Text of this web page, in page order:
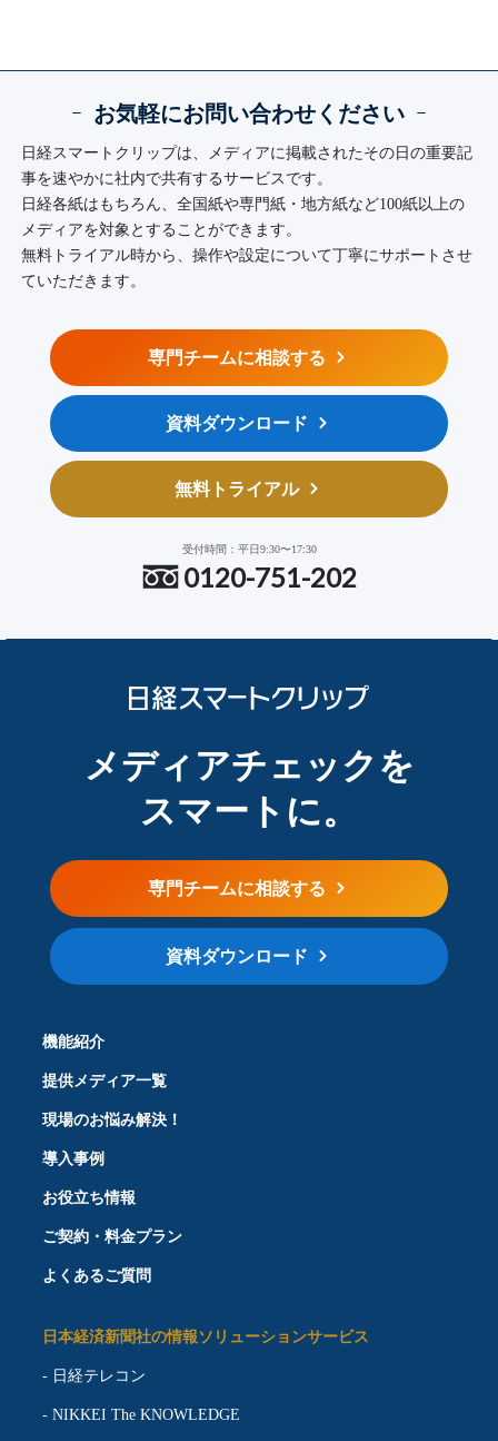
ｰ お気軽にお問い合わせください ｰ
日経スマートクリップは、メディアに掲載されたその日の重要記
事を速やかに社内で共有するサービスです。
日経各紙はもちろん、全国紙や専門紙・地方紙など100紙以上の
メディアを対象とすることができます。
無料トライアル時から、操作や設定について丁寧にサポートさせ
ていただきます。
専門チームに相談する
資料ダウンロード
無料トライアル
受付時間：平日9:30〜17:30
0120-751-202
メディアチェックを
スマートに。
専門チームに相談する
資料ダウンロード
機能紹介
提供メディア一覧
現場のお悩み解決！
導入事例
お役立ち情報
ご契約・料金プラン
よくあるご質問
日本経済新聞社の情報ソリューションサービス
- 日経テレコン
- NIKKEI The KNOWLEDGE